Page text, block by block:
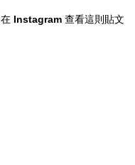
在 Instagram 查看這則貼文